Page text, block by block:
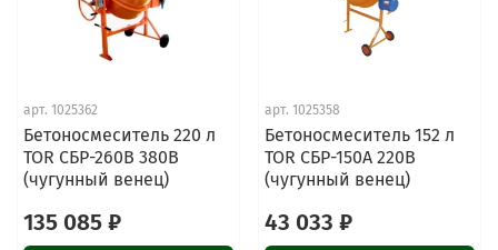
арт. 1025362
Бетоносмеситель 220 л
TOR СБР-260В 380В
(чугунный венец)
135 085 ₽
арт. 1025358
Бетоносмеситель 152 л
TOR СБР-150А 220В
(чугунный венец)
43 033 ₽
Наши мессенджеры
Свяжитесь с нами через любой удобный